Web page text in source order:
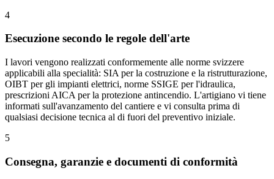
4
Esecuzione secondo le regole dell'arte
I lavori vengono realizzati conformemente alle norme svizzere
applicabili alla specialità: SIA per la costruzione e la ristrutturazione,
OIBT per gli impianti elettrici, norme SSIGE per l'idraulica,
prescrizioni AICA per la protezione antincendio. L'artigiano vi tiene
informati sull'avanzamento del cantiere e vi consulta prima di
qualsiasi decisione tecnica al di fuori del preventivo iniziale.
5
Consegna, garanzie e documenti di conformità